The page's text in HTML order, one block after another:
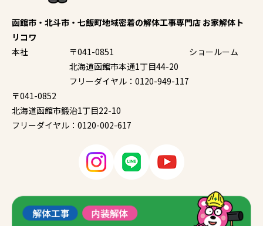
函館市・北斗市・七飯町地域密着の解体工事専門店 お家解体ト
リコワ
本社
〒041-0851
北海道函館市本通1丁目44-20
フリーダイヤル：0120-949-117
ショールーム
〒041-0852
北海道函館市鍛治1丁目22-10
フリーダイヤル：0120-002-617